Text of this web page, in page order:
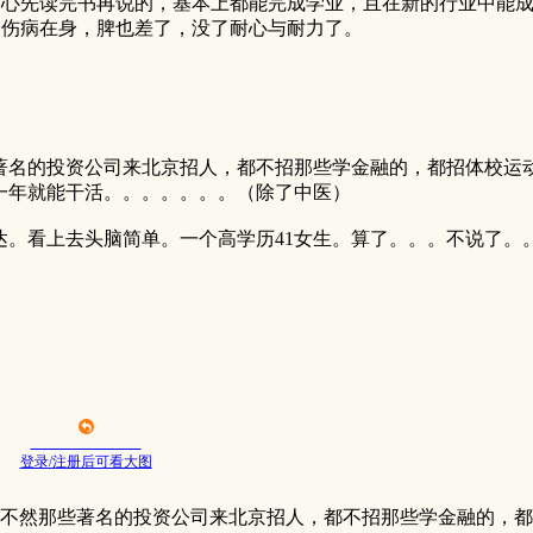
病在身，脾也差了，没了耐心与耐力了。
的投资公司来北京招人，都不招那些学金融的，都招体校
就能干活。。。。。。。（除了中医）
看上去头脑简单。一个高学历41女生。算了。。。不说了。
登录/注册后可看大图
然那些著名的投资公司来北京招人，都不招那些学金融的，